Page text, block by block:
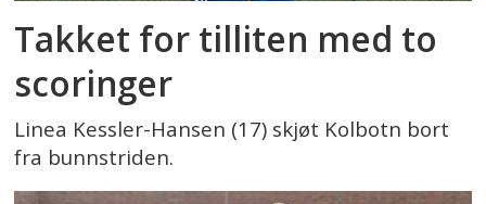
Takket for tilliten med to
scoringer
Linea Kessler-Hansen (17) skjøt Kolbotn bort
fra bunnstriden.